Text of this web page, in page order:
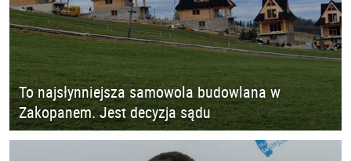
To najsłynniejsza samowola budowlana w
Zakopanem. Jest decyzja sądu